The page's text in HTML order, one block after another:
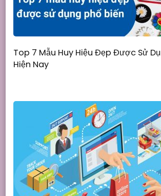
Top 7 Mẫu Huy Hiệu Đẹp Được Sử
Hiện Nay